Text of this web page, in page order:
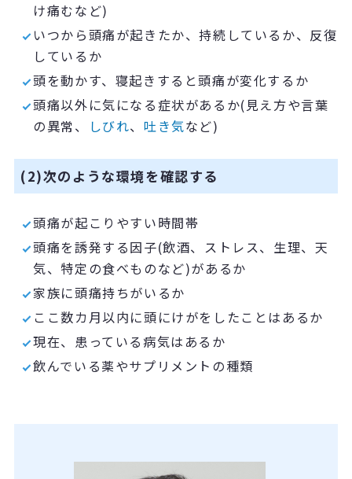
け痛むなど)
いつから頭痛が起きたか、持続しているか、反復
しているか
頭を動かす、寝起きすると頭痛が変化するか
頭痛以外に気になる症状があるか(見え方や言葉
の異常、
しびれ、 吐き気など)
(2)次のような環境を確認する
頭痛が起こりやすい時間帯
頭痛を誘発する因子(飲酒、ストレス、生理、天
気、特定の食べものなど)があるか
家族に頭痛持ちがいるか
ここ数カ月以内に頭にけがをしたことはあるか
現在、患っている病気はあるか
飲んでいる薬やサプリメントの種類